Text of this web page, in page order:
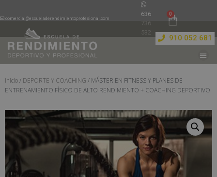
comercial@escueladerendimientoprofesional.com
636
736
532
910 052 681
Inicio/ DEPORTE Y COACHING / MÁSTER EN FITNESS Y PLANES DE
ENTRENAMIENTO FÍSICO DE ALTO RENDIMIENTO + COACHING DEPORTIVO